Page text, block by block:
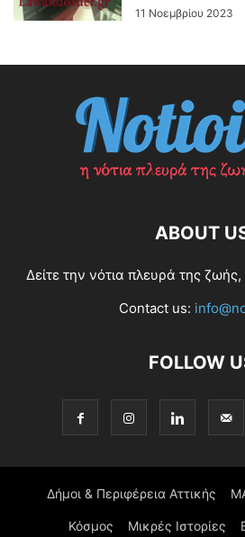
11 Νοεμβρίου 2023
ABOUT
Δείτε την νότια πλευρά της ζωής,
Contact us:
FOLLOW
Δήμοι & Περιφέρεια Αττικής
Κόσμος Μικρές Ιστορίες